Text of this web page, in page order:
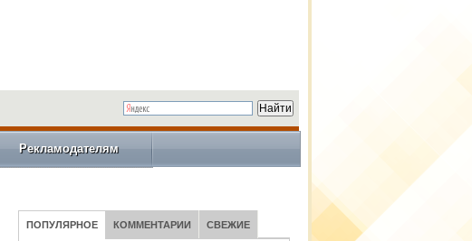
Рекламодателям
ПОПУЛЯРНОЕ КОММЕНТАРИИ СВЕЖИЕ